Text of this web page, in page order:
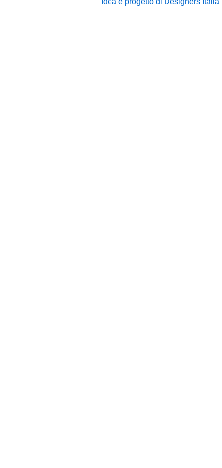
Idea e progetto di Designers Italia